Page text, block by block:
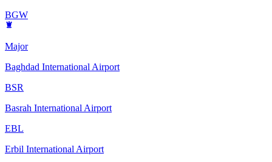
BGW
Major
Baghdad International Airport
BSR
Basrah International Airport
EBL
Erbil International Airport